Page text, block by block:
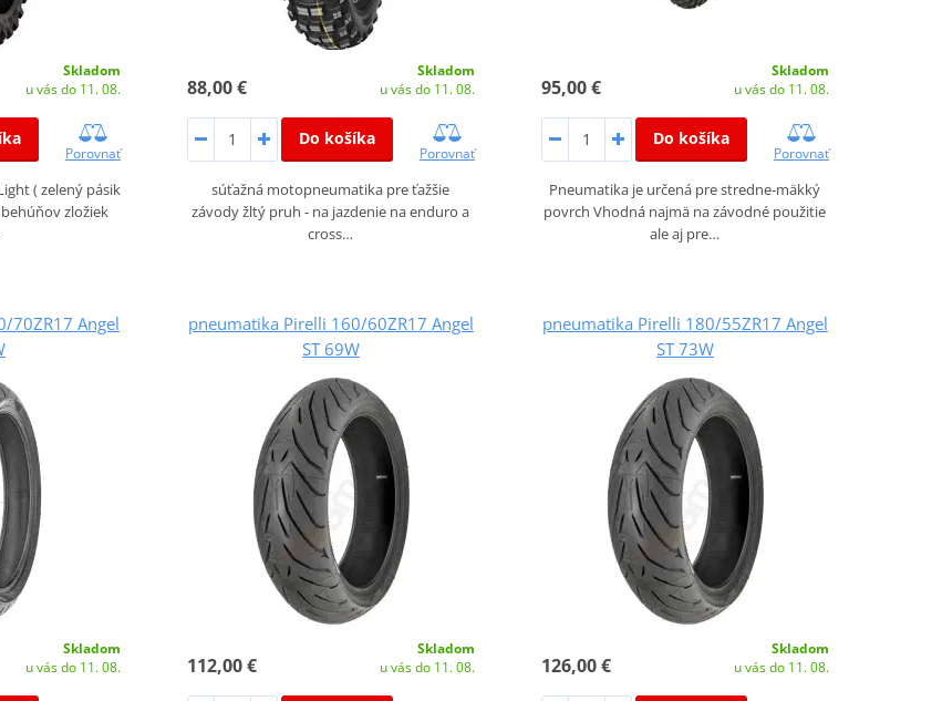
Skladom
u vás do 11. 08.
Porovnať
( zelený pásik
zložiek
88,00 €
Skladom
u vás do 11. 08.
Do košíka
Porovnať
súťažná motopneumatika pre ťažšie
závody žltý pruh - na jazdenie na enduro a
cross…
95,00 €
Skladom
u vás do 11. 08.
Do košíka
Porovnať
Pneumatika je určená pre stredne-mäkký
povrch Vhodná najmä na závodné použitie
ale aj pre…
70ZR17 Angel
Skladom
u vás do 11. 08.
pneumatika Pirelli 160/60ZR17 Angel
ST 69W
112,00 €
Skladom
u vás do 11. 08.
pneumatika Pirelli 180/55ZR17 Angel
ST 73W
126,00 €
Skladom
u vás do 11. 08.